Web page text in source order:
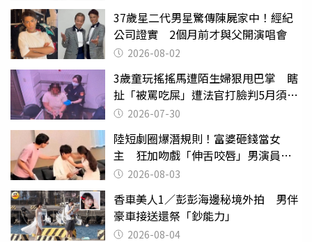
37歲星二代男星驚傳陳屍家中！經紀
公司證實 2個月前才與父開演唱會
2026-08-02
3歲童玩搖搖馬遭陌生婦狠甩巴掌 瞎
扯「被罵吃屎」遭法官打臉判5月須入
監 2026-07-30
陸短劇圈爆潛規則！富婆砸錢當女
主 狂加吻戲「伸舌咬唇」男演員崩
潰 2026-08-03
香車美人1／彭彭海邊秘境外拍 男伴
豪車接送還祭「鈔能力」
2026-08-04